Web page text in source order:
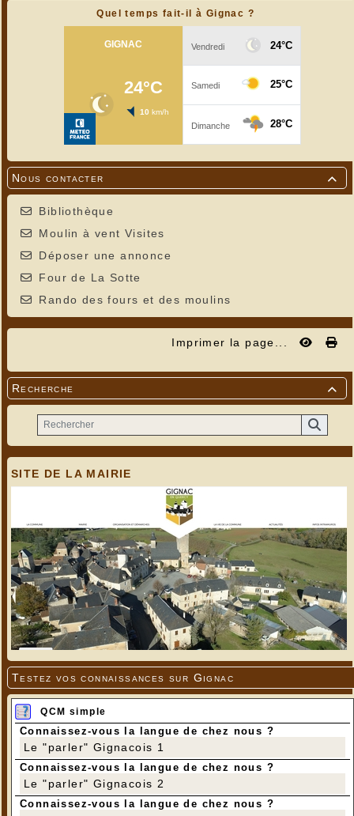
Quel temps fait-il à Gignac ?

Nous contacter
Bibliothèque
Moulin à vent Visites
Déposer une annonce
Four de La Sotte
Rando des fours et des moulins
Imprimer la page...

Recherche
SITE DE LA MAIRIE
Testez vos connaissances sur Gignac
QCM simple
Connaissez-vous la langue de chez nous ?
Le "parler" Gignacois 1
Connaissez-vous la langue de chez nous ?
Le "parler" Gignacois 2
Connaissez-vous la langue de chez nous ?